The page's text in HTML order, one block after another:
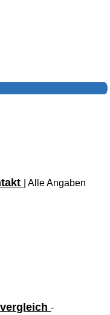
| Alle Angaben
-